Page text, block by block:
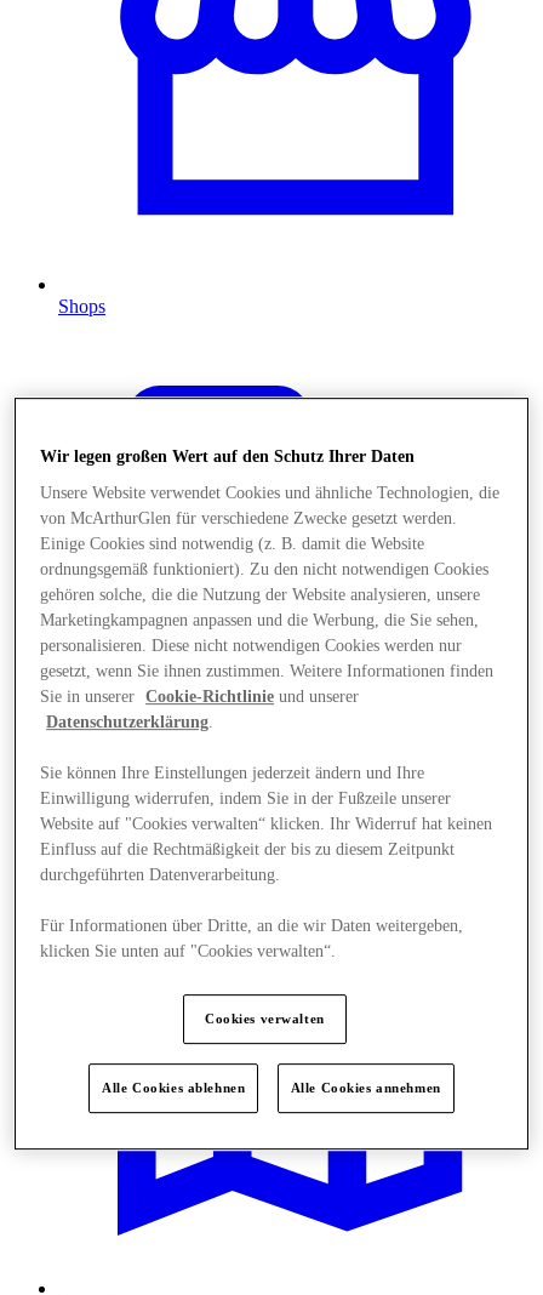
Shops
Angebote
Wir legen großen Wert auf den Schutz Ihrer Daten
Unsere Website verwendet Cookies und ähnliche Technologien, die
von McArthurGlen für verschiedene Zwecke gesetzt werden.
Einige Cookies sind notwendig (z. B. damit die Website
ordnungsgemäß funktioniert). Zu den nicht notwendigen Cookies
gehören solche, die die Nutzung der Website analysieren, unsere
Marketingkampagnen anpassen und die Werbung, die Sie sehen,
personalisieren. Diese nicht notwendigen Cookies werden nur
gesetzt, wenn Sie ihnen zustimmen. Weitere Informationen finden
Sie in unserer
Cookie-Richtlinie und unserer
Datenschutzerklärung.
Sie können Ihre Einstellungen jederzeit ändern und Ihre
Einwilligung widerrufen, indem Sie in der Fußzeile unserer
Website auf "Cookies verwalten“ klicken. Ihr Widerruf hat keinen
Einfluss auf die Rechtmäßigkeit der bis zu diesem Zeitpunkt
durchgeführten Datenverarbeitung.
Für Informationen über Dritte, an die wir Daten weitergeben,
klicken Sie unten auf "Cookies verwalten“.
Cookies verwalten
Alle Cookies ablehnen Alle Cookies annehmen